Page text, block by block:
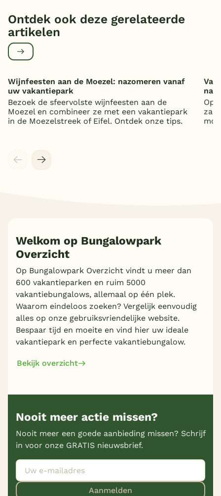
Ontdek ook deze gerelateerde
artikelen
Wijnfeesten aan de Moezel: nazomeren vanaf
uw vakantiepark
Bezoek de sfeervolste wijnfeesten aan de
Moezel en combineer ze met een vakantiepark
in de Moezelstreek of Eifel. Ontdek onze tips.
Op
Welkom op Bungalowpark
Overzicht
Op Bungalowpark Overzicht vindt u meer dan
600 vakantieparken en ruim 5000
vakantiebungalows, allemaal op één plek.
Waarom eindeloos zoeken? Vergelijk eenvoudig
alles op onze gebruiksvriendelijke website.
Bespaar tijd en moeite en vind hier uw ideale
vakantiepark en perfecte vakantiebungalow.
Bekijk overzicht
Nooit meer actie missen?
Nooit meer een goede aanbieding missen? Schrijf
in voor onze GRATIS nieuwsbrief.
Aanmelden